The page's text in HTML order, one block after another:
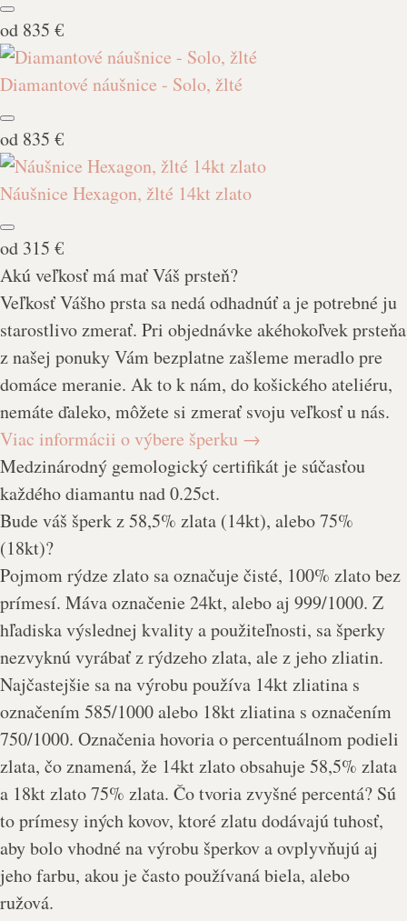
od 835 €
Diamantové náušnice - Solo, žlté
od 835 €
Náušnice Hexagon, žlté 14kt zlato
od 315 €
Akú veľkosť má mať Váš prsteň?
Veľkosť Vášho prsta sa nedá odhadnúť a je potrebné ju
starostlivo zmerať. Pri objednávke akéhokoľvek prsteňa
z našej ponuky Vám bezplatne zašleme meradlo pre
domáce meranie. Ak to k nám, do košického ateliéru,
nemáte ďaleko, môžete si zmerať svoju veľkosť u nás.
Viac informácii o výbere šperku →
Medzinárodný gemologický certifikát je súčasťou
každého diamantu nad 0.25ct.
Bude váš šperk z 58,5% zlata (14kt), alebo 75%
(18kt)?
Pojmom rýdze zlato sa označuje čisté, 100% zlato bez
prímesí. Máva označenie 24kt, alebo aj 999/1000. Z
hľadiska výslednej kvality a použiteľnosti, sa šperky
nezvyknú vyrábať z rýdzeho zlata, ale z jeho zliatin.
Najčastejšie sa na výrobu používa 14kt zliatina s
označením 585/1000 alebo 18kt zliatina s označením
750/1000. Označenia hovoria o percentuálnom podieli
zlata, čo znamená, že 14kt zlato obsahuje 58,5% zlata
a 18kt zlato 75% zlata. Čo tvoria zvyšné percentá? Sú
to prímesy iných kovov, ktoré zlatu dodávajú tuhosť,
aby bolo vhodné na výrobu šperkov a ovplyvňujú aj
jeho farbu, akou je často používaná biela, alebo
ružová.